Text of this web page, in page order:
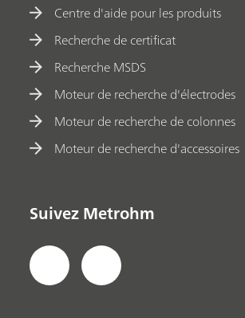
Centre d'aide pour les produits
Recherche de certificat
Recherche MSDS
Moteur de recherche d'électrodes
Moteur de recherche de colonnes
Moteur de recherche d'accessoires
Suivez Metrohm